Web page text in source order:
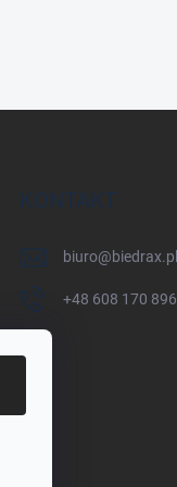
KONTAKT
biuro@biedrax.pl
+48 608 170 896